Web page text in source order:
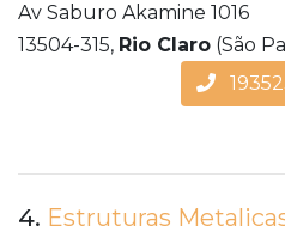
Av Saburo Akamine 1016
13504-315, Rio Claro (São
4. Estruturas